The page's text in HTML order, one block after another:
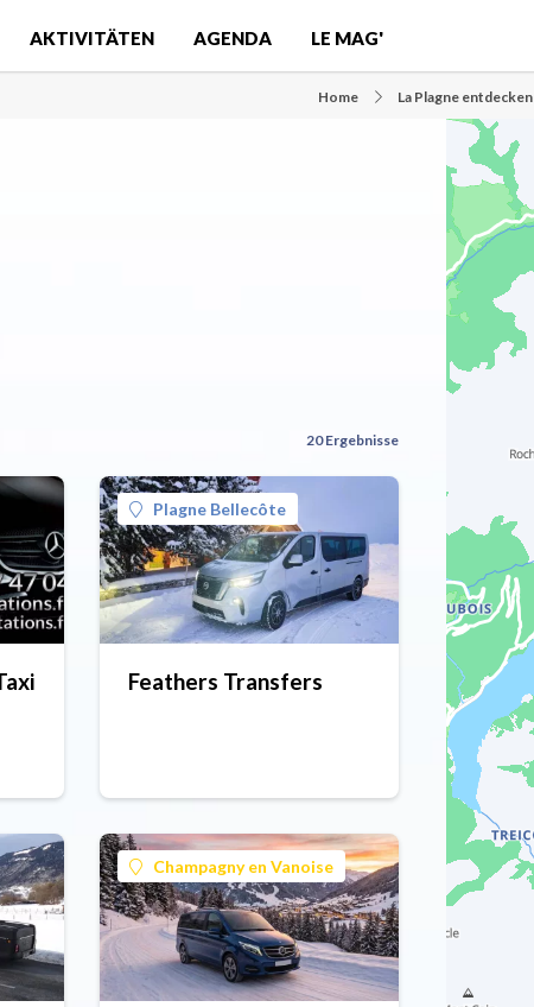
AKTIVITÄTEN AGENDA LE MAG'
Home La Plagne entdecken
20 Ergebnisse
Plagne Bellecôte
Feathers Transfers
Champagny en Vanoise